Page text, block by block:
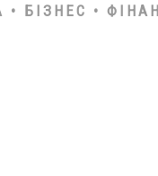
БІЗНЕС •